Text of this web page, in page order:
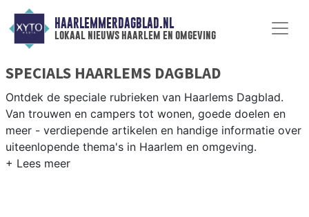
HAARLEMMERDAGBLAD.NL
lokaal nieuws haarlem en omgeving
SPECIALS HAARLEMS DAGBLAD
Ontdek de speciale rubrieken van Haarlems Dagblad.
Van trouwen en campers tot wonen, goede doelen en
meer - verdiepende artikelen en handige informatie over
uiteenlopende thema's in Haarlem en omgeving.